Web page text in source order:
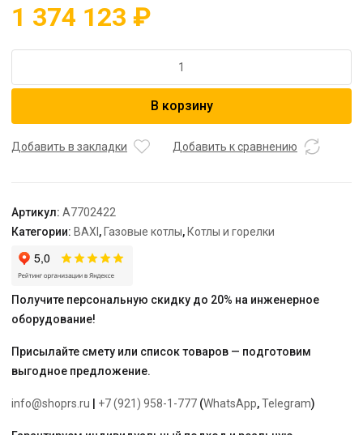
1 374 123 ₽
BAXI
A
В корзину
Добавить в закладки Добавить к сравнению
Артикул: A7702422
Категории: BAXI , Газовые котлы, Котлы и горелки
Получите персональную скидку до 20% на инженерное
оборудование!
Присылайте смету или список товаров — подготовим
выгодное предложение.
info@shoprs.ru +7 (921) 958-1-777 (WhatsApp,Telegram)